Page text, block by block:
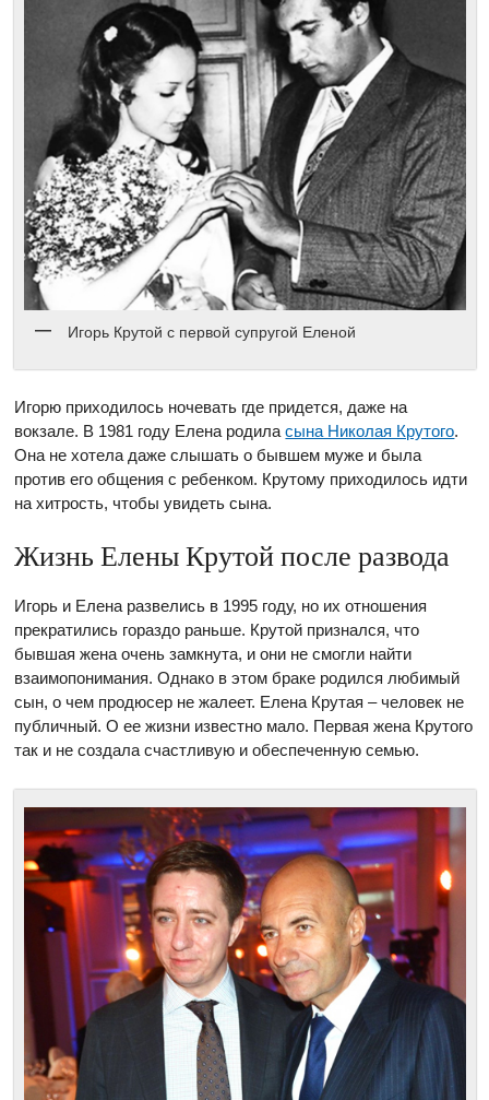
Игорь Крутой с первой супругой Еленой
Игорю приходилось ночевать где придется, даже на
вокзале. В 1981 году Елена родиласына Николая Крутого.
Она не хотела даже слышать о бывшем муже и была
против его общения с ребенком. Крутому приходилось идти
на хитрость, чтобы увидеть сына.
Жизнь Елены Крутой после развода
Игорь и Елена развелись в 1995 году, но их отношения
прекратились гораздо раньше. Крутой признался, что
бывшая жена очень замкнута, и они не смогли найти
взаимопонимания. Однако в этом браке родился любимый
сын, о чем продюсер не жалеет. Елена Крутая – человек не
публичный. О ее жизни известно мало. Первая жена Крутого
так и не создала счастливую и обеспеченную семью.